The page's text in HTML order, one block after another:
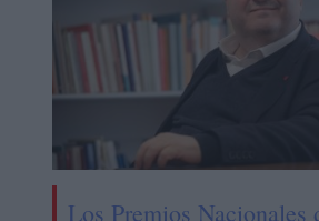
Los Premios Nacionales